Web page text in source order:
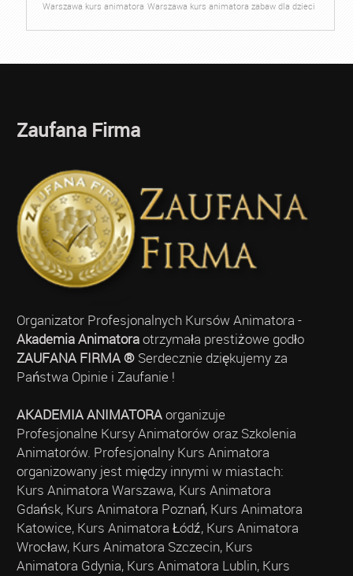
Warszawa kurs animatora Warszawa kurs animatora zabaw dla dzieci
Zaufana Firma
Organizator Profesjonalnych Kursów Animatora -
Akademia Animatoraotrzymała prestiżowe godło
ZAUFANA FIRMA ®Serdecznie dziękujemy za
Państwa Opinie i Zaufanie !
AKADEMIA ANIMATORAorganizuje
Profesjonalne Kursy Animatorów oraz Szkolenia
Animatorów. Profesjonalny Kurs Animatora
organizowany jest między innymi w miastach:
Kurs Animatora Warszawa, Kurs Animatora
Gdańsk, Kurs Animatora Poznań, Kurs Animatora
Katowice, Kurs Animatora Łódź, Kurs Animatora
Wrocław, Kurs Animatora Szczecin, Kurs
Animatora Gdynia, Kurs Animatora Lublin, Kurs